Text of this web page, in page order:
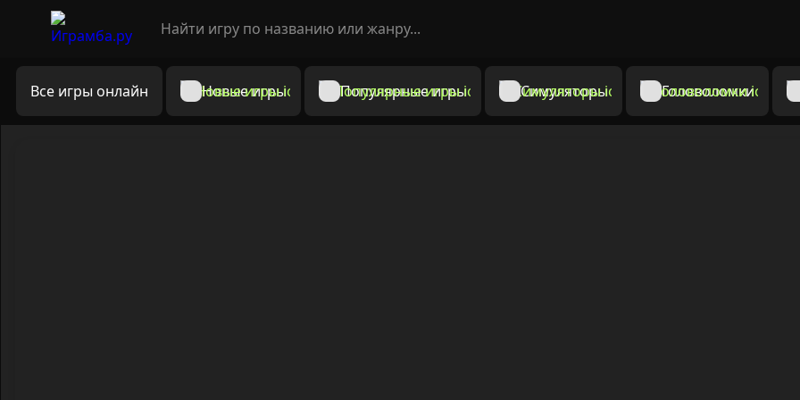
Все игры онлайн Новые игры Популярные игры Симуляторы Головоломки